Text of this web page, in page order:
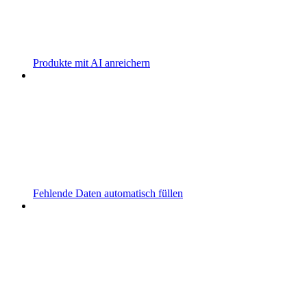
Produkte mit AI anreichern
Fehlende Daten automatisch füllen